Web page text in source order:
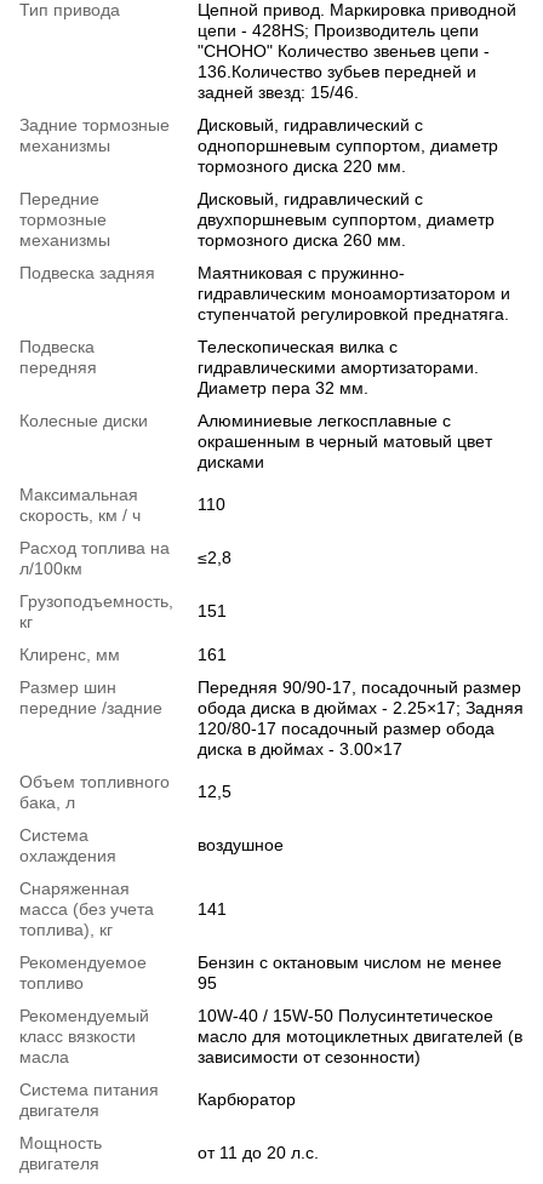
Тип привода
Цепной привод. Маркировка приводной
цепи - 428HS; Производитель цепи
"CHOHO" Количество звеньев цепи -
136.Количество зубьев передней и
задней звезд: 15/46.
Задние тормозные
механизмы
Дисковый, гидравлический с
однопоршневым суппортом, диаметр
тормозного диска 220 мм.
Передние
тормозные
механизмы
Дисковый, гидравлический с
двухпоршневым суппортом, диаметр
тормозного диска 260 мм.
Подвеска задняя
Маятниковая с пружинно-
гидравлическим моноамортизатором и
ступенчатой регулировкой преднатяга.
Подвеска
передняя
Телескопическая вилка с
гидравлическими амортизаторами.
Диаметр пера 32 мм.
Колесные диски
Алюминиевые легкосплавные с
окрашенным в черный матовый цвет
дисками
Максимальная
скорость, км / ч
110
Расход топлива на
л/100км
≤2,8
Грузоподъемность,
кг
151
Клиренс, мм
161
Размер шин
передние /задние
Передняя 90/90-17, посадочный размер
обода диска в дюймах - 2.25×17; Задняя
120/80-17 посадочный размер обода
диска в дюймах - 3.00×17
Объем топливного
бака, л
12,5
Система
охлаждения
воздушное
Снаряженная
масса (без учета
топлива), кг
141
Рекомендуемое
топливо
Бензин с октановым числом не менее
95
Рекомендуемый
класс вязкости
масла
10W-40 / 15W-50 Полусинтетическое
масло для мотоциклетных двигателей (в
зависимости от сезонности)
Система питания
двигателя
Карбюратор
Мощность
двигателя
от 11 до 20 л.с.